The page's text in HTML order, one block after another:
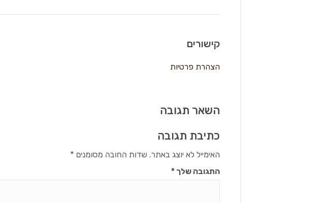
קישורים
הצהרת פרטיות
השאר תגובה
כתיבת תגובה
האימייל לא יוצג באתר. שדות החובה מסומנים*
התגובה שלך*